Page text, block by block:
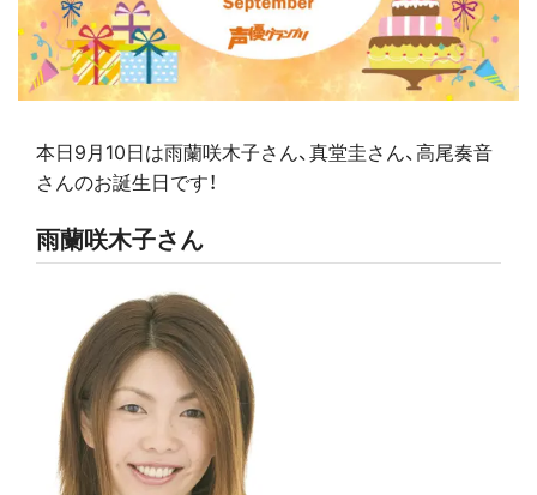
本日9月10日は雨蘭咲木子さん、真堂圭さん、高尾奏音
さんのお誕生日です！
雨蘭咲木子さん